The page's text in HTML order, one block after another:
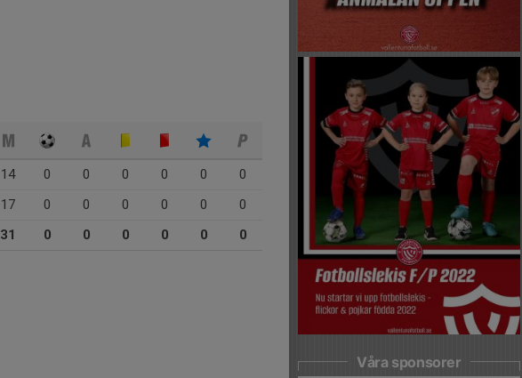
14 0 0 0 0 0
0
17 0 0 0 0 0
0
31 0 0 0 0 0 0
Våra sponsorer